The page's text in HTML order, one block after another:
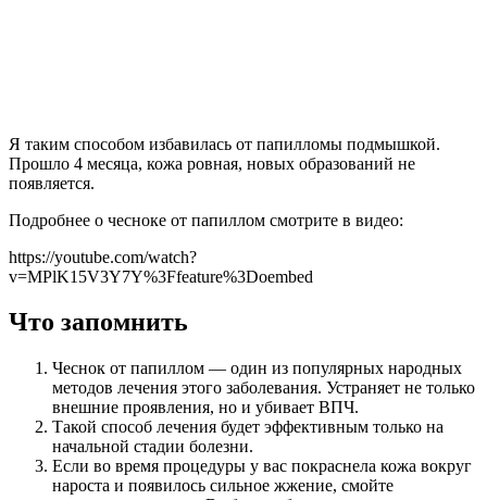
Я таким способом избавилась от папилломы подмышкой.
Прошло 4 месяца, кожа ровная, новых образований не
появляется.
Подробнее о чесноке от папиллом смотрите в видео:
https://youtube.com/watch?
v=MPlK15V3Y7Y%3Ffeature%3Doembed
Что запомнить
Чеснок от папиллом — один из популярных народных
методов лечения этого заболевания. Устраняет не только
внешние проявления, но и убивает ВПЧ.
Такой способ лечения будет эффективным только на
начальной стадии болезни.
Если во время процедуры у вас покраснела кожа вокруг
нароста и появилось сильное жжение, смойте